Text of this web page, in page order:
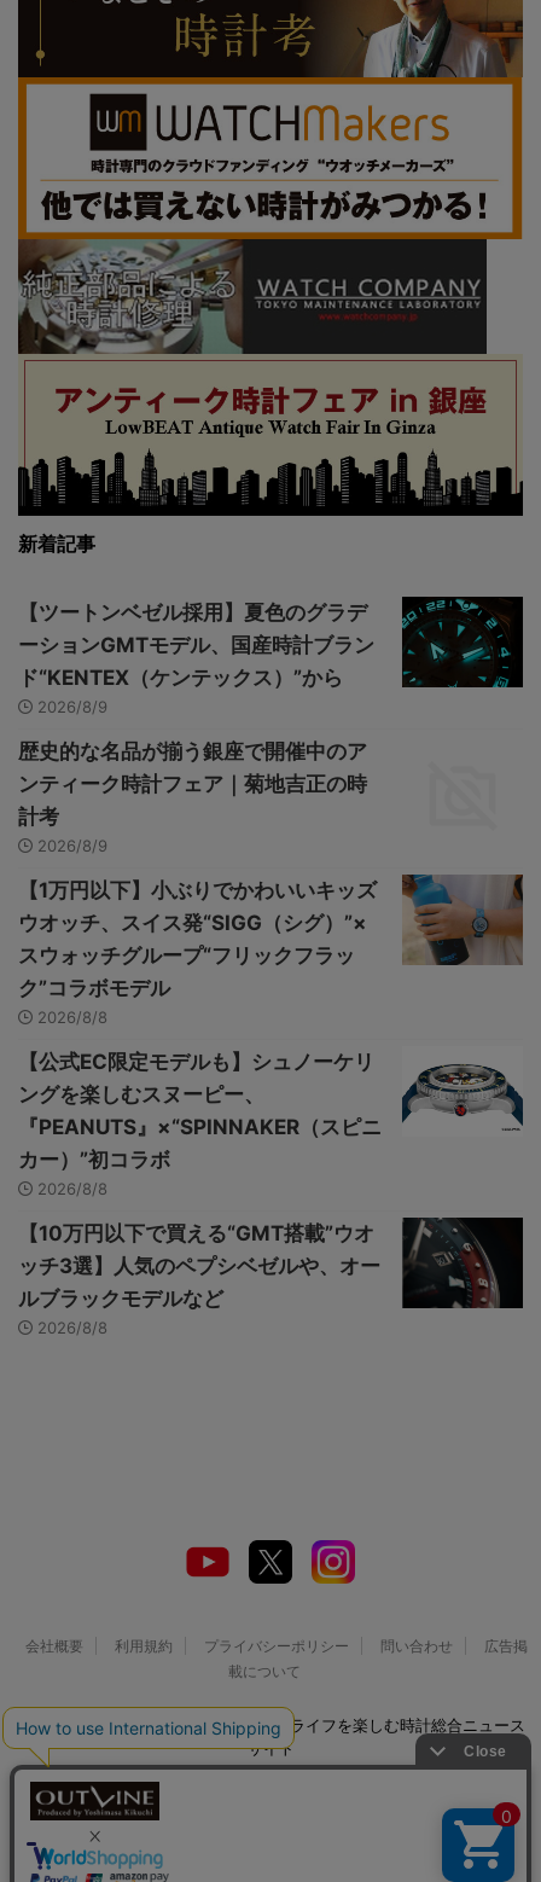
新着記事
【ツートンベゼル採用】夏色のグラデ
ーションGMTモデル、国産時計ブラン
ド“KENTEX（ケンテックス）”から
2026/8/9
歴史的な名品が揃う銀座で開催中のア
ンティーク時計フェア｜菊地吉正の時
計考
2026/8/9
【1万円以下】小ぶりでかわいいキッズ
ウオッチ、スイス発“SIGG（シグ）”×
スウォッチグループ“フリックフラッ
ク”コラボモデル
2026/8/8
【公式EC限定モデルも】シュノーケリ
ングを楽しむスヌーピー、
『PEANUTS』×“SPINNAKER（スピニ
カー）”初コラボ
2026/8/8
【10万円以下で買える“GMT搭載”ウオ
ッチ3選】人気のペプシベゼルや、オー
ルブラックモデルなど
2026/8/8
会社概要 利用規約 プライバシーポリシー 問い合わせ
広告掲
載について
© 2026 Watch LIFE NEWS｜ウオッチライフを楽しむ時計総合ニュース
サイト